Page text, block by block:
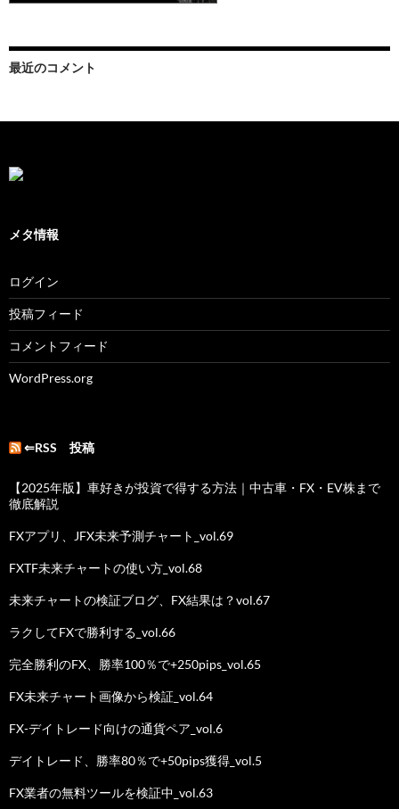
最近のコメント
メタ情報
ログイン
投稿フィード
コメントフィード
WordPress.org
⇐RSS 投稿
【2025年版】車好きが投資で得する方法｜中古車・FX・EV株まで
徹底解説
FXアプリ、JFX未来予測チャート_vol.69
FXTF未来チャートの使い方_vol.68
未来チャートの検証ブログ、FX結果は？vol.67
ラクしてFXで勝利する_vol.66
完全勝利のFX、勝率100％で+250pips_vol.65
FX未来チャート画像から検証_vol.64
FX-デイトレード向けの通貨ペア_vol.6
デイトレード、勝率80％で+50pips獲得_vol.5
FX業者の無料ツールを検証中_vol.63